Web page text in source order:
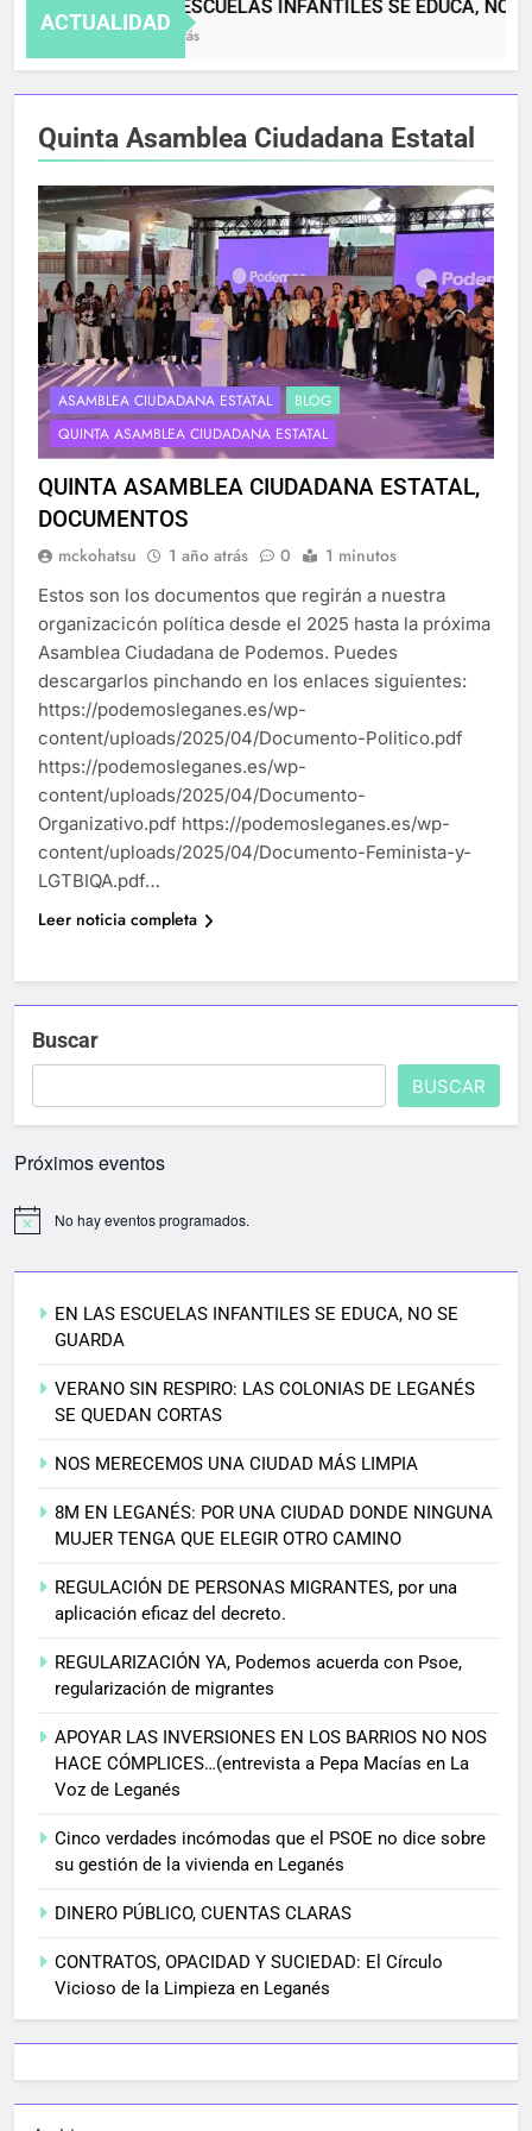
ACTUALIDAD
EN LAS ESCUELAS INFANTILES SE EDUCA, NO
4 Meses Atrás
Quinta Asamblea Ciudadana Estatal
ASAMBLEA CIUDADANA ESTATAL
BLOG
QUINTA ASAMBLEA CIUDADANA ESTATAL
QUINTA ASAMBLEA CIUDADANA ESTATAL,
DOCUMENTOS
mckohatsu 1 año atrás 0 1 minutos
Estos son los documentos que regirán a nuestra
organizacicón política desde el 2025 hasta la próxima
Asamblea Ciudadana de Podemos. Puedes
descargarlos pinchando en los enlaces siguientes:
https://podemosleganes.es/wp-
content/uploads/2025/04/Documento-Politico.pdf
https://podemosleganes.es/wp-
content/uploads/2025/04/Documento-
Organizativo.pdf https://podemosleganes.es/wp-
content/uploads/2025/04/Documento-Feminista-y-
LGTBIQA.pdf…
Leer noticia completa
Buscar
BUSCAR
Próximos eventos
No hay eventos programados.
EN LAS ESCUELAS INFANTILES SE EDUCA, NO SE
GUARDA
VERANO SIN RESPIRO: LAS COLONIAS DE LEGANÉS
SE QUEDAN CORTAS
NOS MERECEMOS UNA CIUDAD MÁS LIMPIA
8M EN LEGANÉS: POR UNA CIUDAD DONDE NINGUNA
MUJER TENGA QUE ELEGIR OTRO CAMINO
REGULACIÓN DE PERSONAS MIGRANTES, por una
aplicación eficaz del decreto.
REGULARIZACIÓN YA, Podemos acuerda con Psoe,
regularización de migrantes
APOYAR LAS INVERSIONES EN LOS BARRIOS NO NOS
HACE CÓMPLICES…(entrevista a Pepa Macías en La
Voz de Leganés
Cinco verdades incómodas que el PSOE no dice sobre
su gestión de la vivienda en Leganés
DINERO PÚBLICO, CUENTAS CLARAS
CONTRATOS, OPACIDAD Y SUCIEDAD: El Círculo
Vicioso de la Limpieza en Leganés